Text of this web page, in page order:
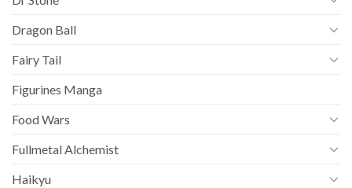
Dragon Ball
Fairy Tail
Figurines Manga
Food Wars
Fullmetal Alchemist
Haikyu